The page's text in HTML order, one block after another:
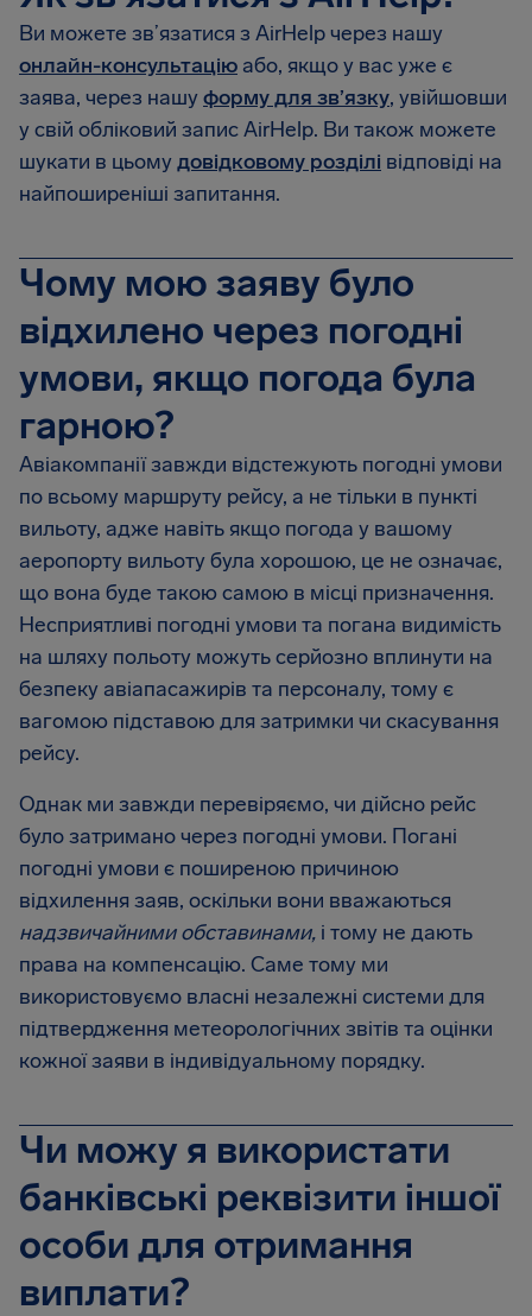
Ви можете зв’язатися з AirHelp через нашу
онлайн-консультацію або, якщо у вас уже є
заява, через нашуформу для зв’язку, увійшовши
у свій обліковий запис AirHelp. Ви також можете
шукати в цьомудовідковому розділі відповіді на
найпоширеніші запитання.
Чому мою заяву було
відхилено через погодні
умови, якщо погода була
гарною?
Авіакомпанії завжди відстежують погодні умови
по всьому маршруту рейсу, а не тільки в пункті
вильоту, адже навіть якщо погода у вашому
аеропорту вильоту була хорошою, це не означає,
що вона буде такою самою в місці призначення.
Несприятливі погодні умови та погана видимість
на шляху польоту можуть серйозно вплинути на
безпеку авіапасажирів та персоналу, тому є
вагомою підставою для затримки чи скасування
рейсу.
Однак ми завжди перевіряємо, чи дійсно рейс
було затримано через погодні умови. Погані
погодні умови є поширеною причиною
відхилення заяв, оскільки вони вважаються
надзвичайними обставинами, і тому не дають
права на компенсацію. Саме тому ми
використовуємо власні незалежні системи для
підтвердження метеорологічних звітів та оцінки
кожної заяви в індивідуальному порядку.
Чи можу я використати
банківські реквізити іншої
особи для отримання
виплати?